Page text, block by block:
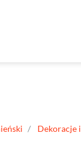
Dekoracje